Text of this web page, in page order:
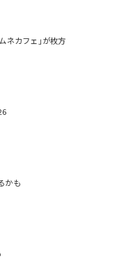
ネカフェ｣が枚方
かも